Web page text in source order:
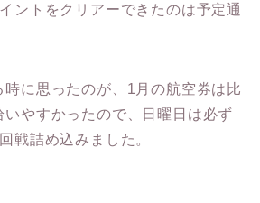
ントをクリアーできたのは予定通
に思ったのが、1月の航空券は比
やすかったので、日曜日は必ず
戦詰め込みました。